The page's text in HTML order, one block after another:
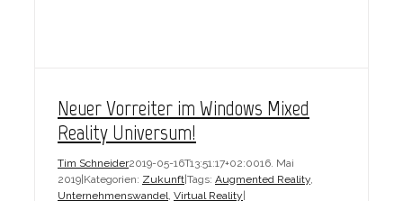
Neuer Vorreiter im Windows Mixed
Reality Universum!
Tim Schneider2019-05-16T13:51:17+02:0016. Mai
2019 Kategorien: Zukunft Tags: Augmented Reality,
Unternehmenswandel, Virtual Reality